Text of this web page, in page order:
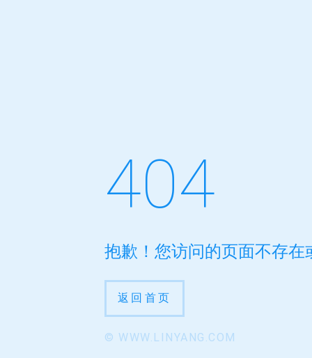
404
抱歉！您访问的页面不存在
返回首页
© WWW.LINYANG.COM